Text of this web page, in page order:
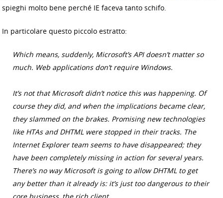
spieghi molto bene perché IE faceva tanto schifo.
In particolare questo piccolo estratto:
Which means, suddenly, Microsoft’s API doesn’t matter so
much. Web applications don’t require Windows.
It’s not that Microsoft didn’t notice this was happening. Of
course they did, and when the implications became clear,
they slammed on the brakes. Promising new technologies
like HTAs and DHTML were stopped in their tracks. The
Internet Explorer team seems to have disappeared; they
have been completely missing in action for several years.
There’s no way Microsoft is going to allow DHTML to get
any better than it already is: it’s just too dangerous to their
core business, the rich client.